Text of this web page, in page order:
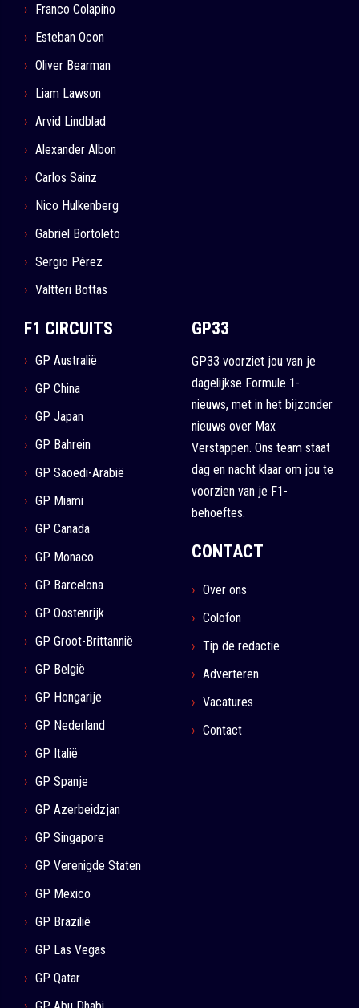
Franco Colapino
Esteban Ocon
Oliver Bearman
Liam Lawson
Arvid Lindblad
Alexander Albon
Carlos Sainz
Nico Hulkenberg
Gabriel Bortoleto
Sergio Pérez
Valtteri Bottas
F1 CIRCUITS
GP Australië
GP China
GP Japan
GP Bahrein
GP Saoedi-Arabië
GP Miami
GP Canada
GP Monaco
GP Barcelona
GP Oostenrijk
GP Groot-Brittannië
GP België
GP Hongarije
GP Nederland
GP Italië
GP Spanje
GP Azerbeidzjan
GP Singapore
GP Verenigde Staten
GP Mexico
GP Brazilië
GP Las Vegas
GP Qatar
GP33
GP33 voorziet jou van je
dagelijkse Formule 1-
nieuws, met in het bijzonder
nieuws over Max
Verstappen. Ons team staat
dag en nacht klaar om jou te
voorzien van je F1-
behoeftes.
CONTACT
Over ons
Colofon
Tip de redactie
Adverteren
Vacatures
Contact